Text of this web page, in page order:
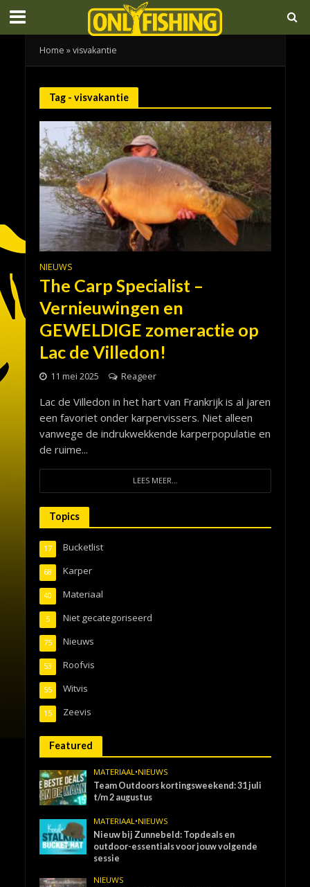
Home »visvakantie
Tag - visvakantie
NIEUWS
The Carp Specialist –
Vernieuwingen en
GEWELDIGE zomeractie op
Lac de Villedon!
11 mei 2025 Reageer
Lac de Villedon in het hart van Frankrijk is al jaren
een favoriet onder karpervissers. Niet alleen
vanwege de indrukwekkende karperpopulatie en
de ruime...
LEES MEER...
Topics
Bucketlist
17
Karper
68
Materiaal
40
Niet gecategoriseerd
5
Nieuws
75
Roofvis
53
Witvis
55
Zeevis
15
Featured
MATERIAAL •NIEUWS
Team Outdoors kortingsweekend: 31 juli
t/m 2 augustus
MATERIAAL •NIEUWS
Nieuw bij Zunnebeld: Topdeals en
outdoor-essentials voor jouw volgende
sessie
NIEUWS